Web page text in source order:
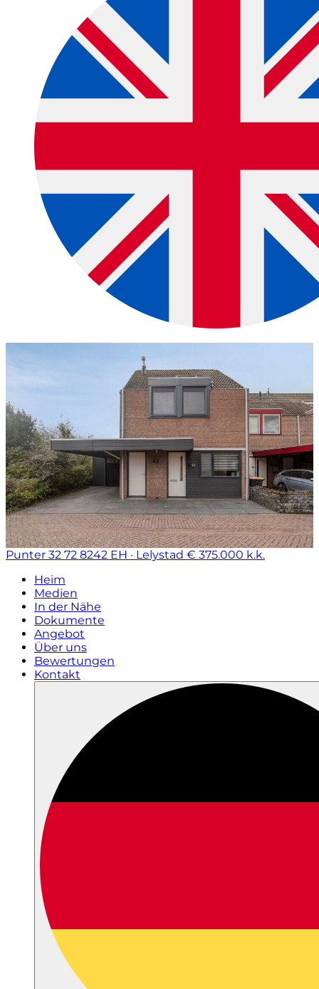
Punter 32 72 8242 EH · Lelystad € 375.000 k.k.
Heim
Medien
In der Nähe
Dokumente
Angebot
Über uns
Bewertungen
Kontakt